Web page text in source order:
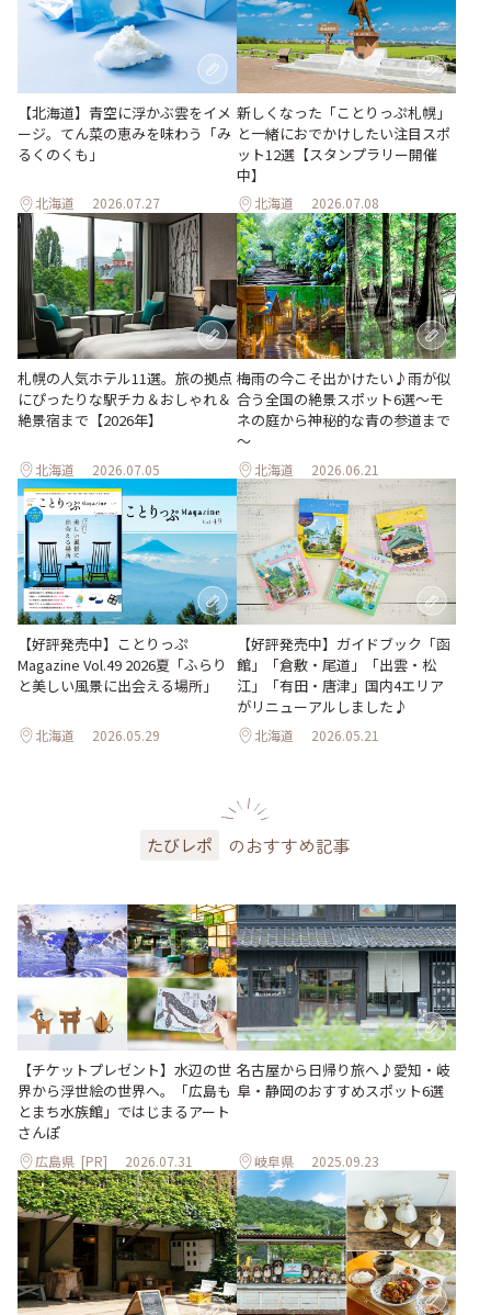
【北海道】青空に浮かぶ雲をイメ
ージ。てん菜の恵みを味わう「み
るくのくも」
北海道 2026.07.27
新しくなった「ことりっぷ札幌」
と一緒におでかけしたい注目スポ
ット12選【スタンプラリー開催
中】
北海道 2026.07.08
札幌の人気ホテル11選。旅の拠点
にぴったりな駅チカ＆おしゃれ＆
絶景宿まで【2026年】
北海道 2026.07.05
梅雨の今こそ出かけたい♪雨が似
合う全国の絶景スポット6選～モ
ネの庭から神秘的な青の参道まで
～
北海道 2026.06.21
【好評発売中】ことりっぷ
Magazine Vol.49 2026夏「ふらり
と美しい風景に出会える場所」
北海道 2026.05.29
【好評発売中】ガイドブック「函
館」「倉敷・尾道」「出雲・松
江」「有田・唐津」国内4エリア
がリニューアルしました♪
北海道 2026.05.21
たびレポ のおすすめ記事
【チケットプレゼント】水辺の世
界から浮世絵の世界へ。「広島も
とまち水族館」ではじまるアート
さんぽ
広島県 [PR] 2026.07.31
名古屋から日帰り旅へ♪愛知・岐
阜・静岡のおすすめスポット6選
岐阜県 2025.09.23